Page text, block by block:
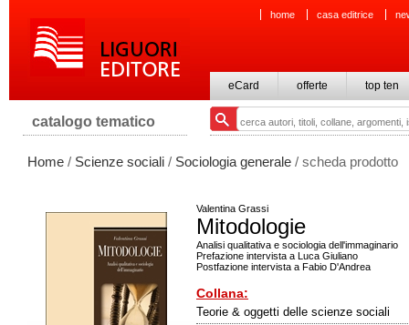
home casa editrice
eCard offerte top ten
catalogo tematico
Home / Scienze sociali / Sociologia generale / scheda prodotto
Valentina Grassi
Mitodologie
Analisi qualitativa e sociologia dell'immaginario
Prefazione intervista a Luca Giuliano
Postfazione intervista a Fabio D'Andrea
Collana:
Teorie & oggetti delle scienze sociali